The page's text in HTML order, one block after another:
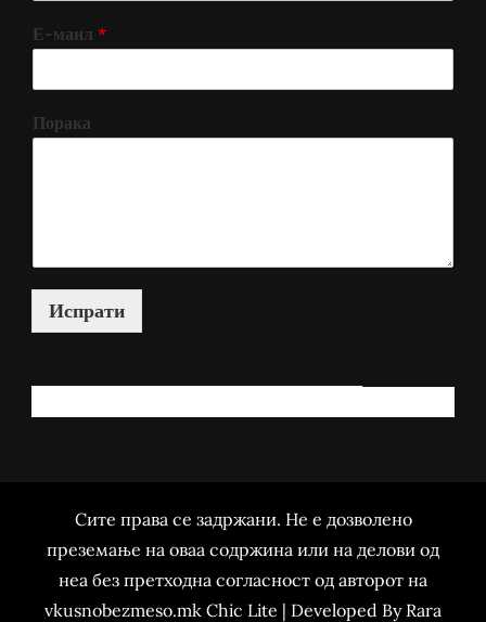
Е-маил *
Порака
Испрати
Сите права се задржани. Не е дозволено
преземање на оваа содржина или на делови од
неа без претходна согласност од авторот на
vkusnobezmeso.mk Chic Lite | Developed By Rara